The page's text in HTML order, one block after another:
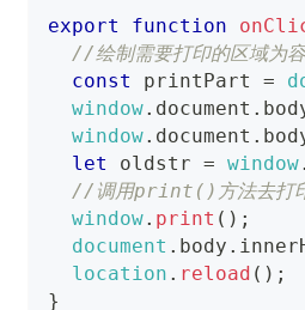
export function
//绘制需要打印的区域为
const
printPart =
window. document .
window. document .
let
oldstr = window.
//调用print()方法去打印
window. print ( ) ;
document . body .
location . reload ( ) ;
}